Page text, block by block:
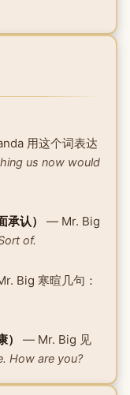
用这个词表达
us now would
认）
— Mr. Big
of.
Big 寒暄几句：
— Mr. Big 见
How are you?